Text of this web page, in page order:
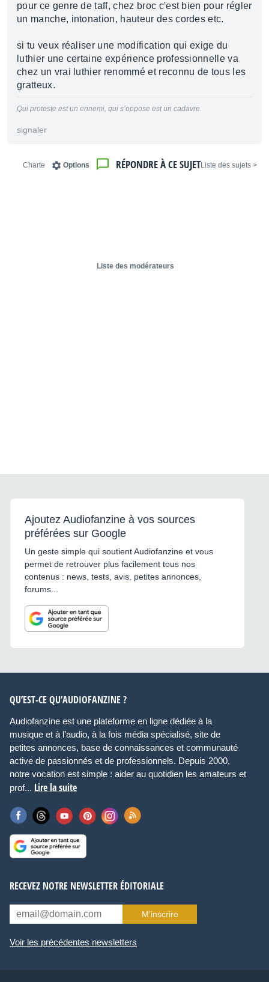
pour ce genre de taff, chez broc c'est bien pour régler
un manche, intonation, hauteur des cordes etc.
si tu veux réaliser une modification qui exige du
luthier une certaine expérience professionnelle va
chez un vrai luthier renommé et reconnu de tous les
gratteux.
Qui proteste est un ennemi, qui s’oppose est un cadavre.
signaler
< Liste des sujets
RÉPONDRE À CE SUJET
Options
Charte
Liste des modérateurs
Ajoutez Audiofanzine à vos sources
préférées sur Google
Un geste simple qui soutient Audiofanzine et vous
permet de retrouver plus facilement tous nos
contenus : news, tests, avis, petites annonces,
forums...
QU’EST-CE QU’AUDIOFANZINE ?
Audiofanzine est une plateforme en ligne dédiée à la
musique et à l’audio, à la fois média spécialisé, site de
petites annonces, base de connaissances et communauté
active de passionnés et de professionnels. Depuis 2000,
notre vocation est simple : aider au quotidien les amateurs et
prof... Lire la suite
RECEVEZ NOTRE NEWSLETTER ÉDITORIALE
M’inscrire
Voir les précédentes newsletters